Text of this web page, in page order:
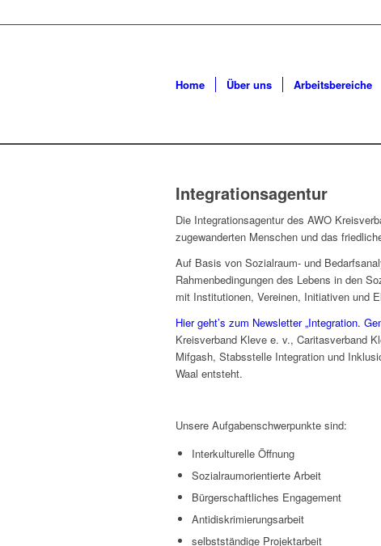
Home Über uns Arbeitsbereiche
Integrationsagentur
Die Integrationsagentur des AWO
zugewanderten Menschen und das
Auf Basis von Sozialraum- und
Rahmenbedingungen des Lebens in den
mit Institutionen, Vereinen, Initiativen und
Hier geht’s zum Newsletter „Integration.
Kreisverband Kleve e. v., Caritasverband
Mifgash, Stabsstelle Integration und
Waal entsteht.
Unsere Aufgabenschwerpunkte sind:
Interkulturelle Öffnung
Sozialraumorientierte Arbeit
Bürgerschaftliches Engagement
Antidiskrimierungsarbeit
selbstständige Projektarbeit